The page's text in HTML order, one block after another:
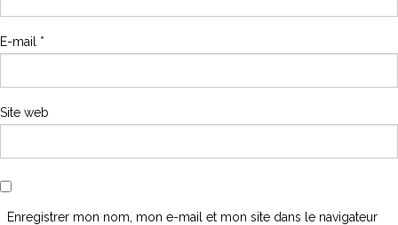
E-mail *
Site web
Enregistrer mon nom, mon e-mail et mon site dans le navigateur